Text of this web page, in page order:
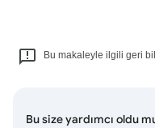
Bu makaleyle ilgili geri
Bu size yardımcı oldu